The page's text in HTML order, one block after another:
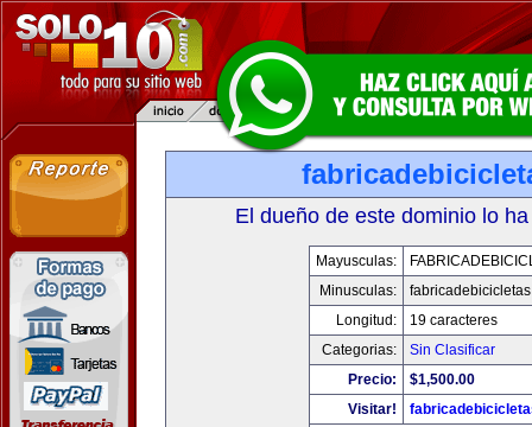
El dueño de este dominio lo
Mayusculas:
Minusculas:
Longitud:
19 caracteres
Categorias:
Sin Clasificar
Precio:
$1,500.00
Visitar!